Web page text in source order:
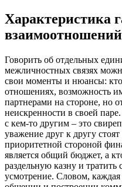
Характеристика
взаимоотношений
Говорить об отдельных
межличностных связях
свои моменты и нюансы:
отношениях, возможность
партнерами на стороне, но
неискренности в своей
с кем-то другим – это
уважение друг к другу
приоритетной стороной
является общий бюджет, а
раздельную казну и тратить
усмотрение. Словом,